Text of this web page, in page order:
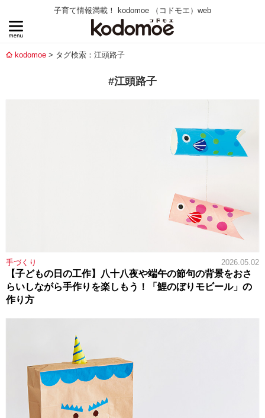
子育て情報満載！ kodomoe （コドモエ）web
kodomoe タグ検索：江頭路子
#江頭路子
手づくり 2026.05.02
【子どもの日の工作】八十八夜や端午の節句の背景をおさ
らいしながら手作りを楽しもう！「鯉のぼりモビール」の
作り方